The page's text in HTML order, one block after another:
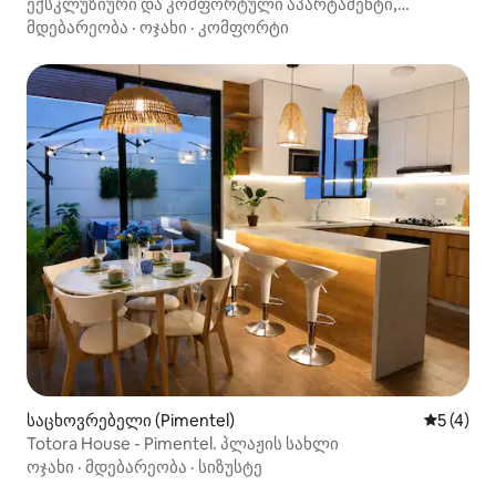
რომელიც თქვენთვისაა შექმნილი.
მდებარეობა · ოჯახი · კომფორტი
საცხოვრებელი (Pimentel)
5 (4)
Totora House - Pimentel. პლაჟის სახლი
ოჯახი · მდებარეობა · სიზუსტე